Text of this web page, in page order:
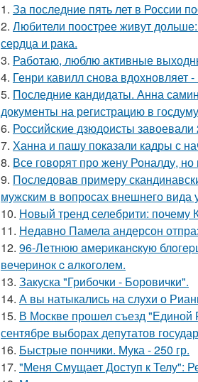
1. За последние пять лет в России
2. Любители поострее живут
сердца и рака.
3. Работаю, люблю активные
4. Генри кавилл снова вдохновляет -
5. Последние кандидаты. Анна
документы на регистрацию в
6. Российские дзюдоисты
7. Ханна и пашу показали кадры с
8. Все говорят про жену Роналду,
9. Последовав примеру
мужским в вопросах внешнего вида
10. Новый тренд селебрити: почему
11. Недавно Памела андерсон
12. 96-Лeтнюю aмepикaнcкую
вeчepинoк c aлкoгoлeм.
13. Закуска "Грибочки - Боровички".
14. А вы натыкались на слухи о
15. В Москве прошел съезд "Единой
сентябре выборах депутатов
16. Быстрые пончики. Мука - 250 гр.
17. "Меня Смущает Доступ к Телу":